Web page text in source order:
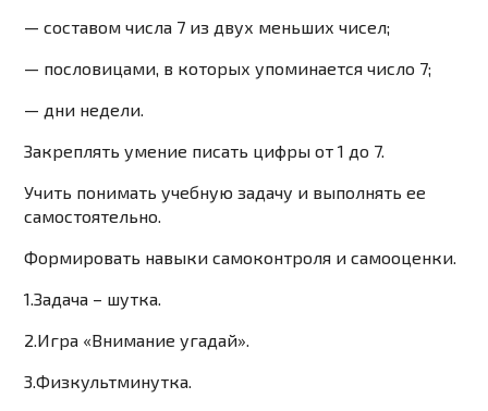
— составом числа 7 из двух меньших чисел;
— пословицами, в которых упоминается число 7;
— дни недели.
Закреплятьумение писать цифры от 1 до 7.
Учить понимать учебную задачу и выполнять ее
самостоятельно.
Формировать навыки самоконтроля и самооценки.
1.Задача – шутка.
2.Игра «Внимание угадай».
3.Физкультминутка.